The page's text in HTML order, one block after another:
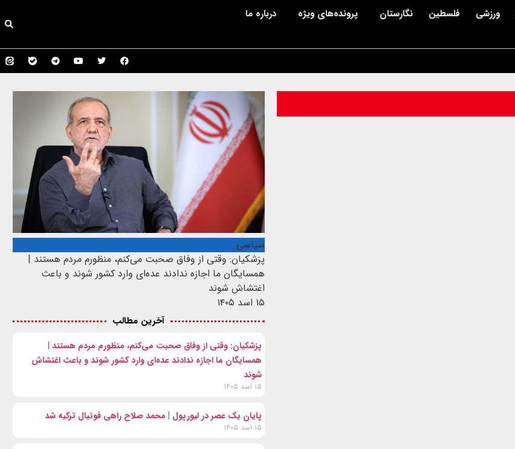
ورزشی فلسطین نگارستان پرونده‌های ویژه درباره ما
سیاسی
پزشکیان: وقتی از وفاق صحبت می‌کنم، منظورم مردم هستند |
همسایگان ما اجازه ندادند عده‌ای وارد کشور شوند و باعث
اغتشاش شوند
۱۵ اسد ۱۴۰۵
آخرین مطالب
پزشکیان: وقتی از وفاق صحبت می‌کنم، منظورم مردم هستند |
همسایگان ما اجازه ندادند عده‌ای وارد کشور شوند و باعث اغتشاش
شوند
۱۵ اسد ۱۴۰۵
پایان یک عصر در لیورپول | محمد صلاح راهی فوتبال ترکیه شد
۱۵ اسد ۱۴۰۵